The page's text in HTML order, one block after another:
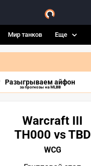
Мир танков Еще
Разыгрываем айфон
за прогнозы на MLBB
Warcraft III
TH000 vs TBD
WCG